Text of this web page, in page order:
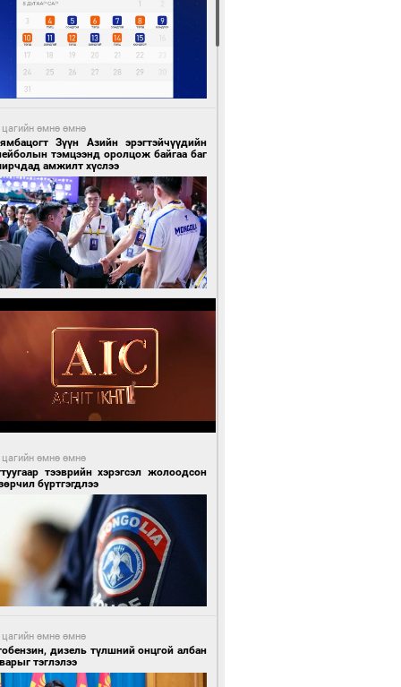
цагийн өмнө өмнө
Зүүн Азийн эрэгтэйчүүдийн
тэмцээнд оролцож байгаа баг
амжилт хүслээ
цагийн өмнө өмнө
тээврийн хэрэгсэл жолоодсон
бүртгэгдлээ
цагийн өмнө өмнө
дизель түлшний онцгой албан
тэглэлээ